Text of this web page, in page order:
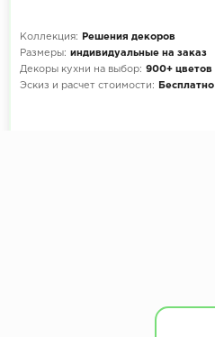
Коллекция:
Решения декоров
Размеры: индивидуальные на заказ
Декоры кухни на выбор: 900+ цветов
Эскиз и расчет стоимости:
Бесплатно